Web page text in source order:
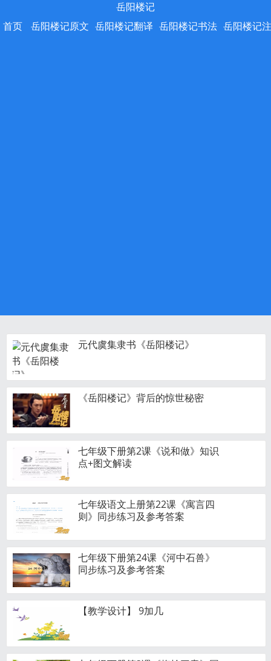
岳阳楼记
首页
岳阳楼记原文 岳阳楼记翻译 岳阳楼记书法 岳阳楼记
元代虞集隶书《岳阳楼记》
《岳阳楼记》背后的惊世秘密
七年级下册第2课《说和做》知识
点+图文解读
七年级语文上册第22课《寓言四
则》同步练习及参考答案
七年级下册第24课《河中石兽》
同步练习及参考答案
【教学设计】 9加几